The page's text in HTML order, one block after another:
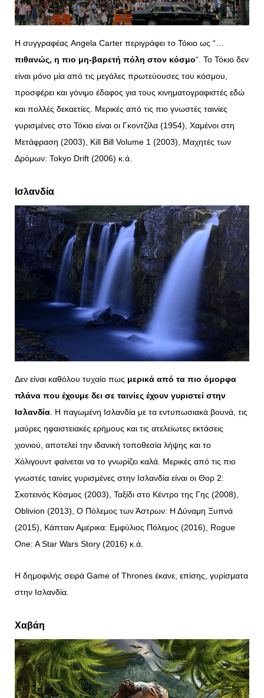
Η συγγραφέας Angela Carter περιγράφει το Τόκιο ως “…
πιθανώς, η πιο μη-βαρετή πόλη στον κόσμο“. Το Τόκιο δεν
είναι μόνο μία από τις μεγάλες πρωτεύουσες του κόσμου,
προσφέρει και γόνιμο έδαφος για τους κινηματογραφιστές εδώ
και πολλές δεκαετίες. Μερικές από τις πιο γνωστές ταινίες
γυρισμένες στο Τόκιο είναι οι Γκοντζίλα (1954), Χαμένοι στη
Μετάφραση (2003), Kill Bill Volume 1 (2003), Μαχητές των
Δρόμων: Tokyo Drift (2006) κ.ά.
Ισλανδία
Δεν είναι καθόλου τυχαίο πως μερικά από τα πιο όμορφα
πλάνα που έχουμε δει σε ταινίες έχουν γυριστεί στην
Ισλανδία . Η παγωμένη Ισλανδία με τα εντυπωσιακά βουνά, τις
μαύρες ηφαιστειακές ερήμους και τις ατελείωτες εκτάσεις
χιονιού, αποτελεί την ιδανική τοποθεσία λήψης και το
Χόλιγουντ φαίνεται να το γνωρίζει καλά. Μερικές από τις πιο
γνωστές ταινίες γυρισμένες στην Ισλανδία είναι οι Θορ 2:
Σκοτεινός Κόσμος (2003), Ταξίδι στο Κέντρο της Γης (2008),
Oblivion (2013), Ο Πόλεμος των Άστρων: Η Δύναμη Ξυπνά
(2015), Κάπταιν Αμέρικα: Εμφύλιος Πόλεμος (2016), Rogue
One: A Star Wars Story (2016) κ.ά.
Η δημοφιλής σειρά Game of Thrones έκανε, επίσης, γυρίσματα
στην Ισλανδία.
Χαβάη